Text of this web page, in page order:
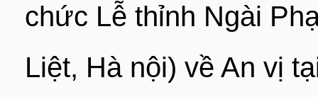
chức Lễ thỉnh Ngài
Liệt, Hà nội) về An vị